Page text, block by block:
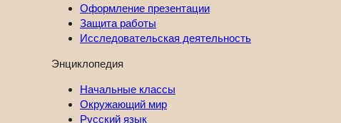
Оформление презентации
Защита работы
Исследовательская деятельность
Энциклопедия
Начальные классы
Окружающий мир
Русский язык